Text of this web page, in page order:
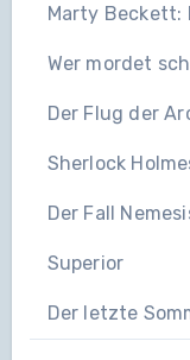
Marty Beckett:
Wer mordet
Der Flug der
Sherlock
Der Fall
Superior
Der letzte